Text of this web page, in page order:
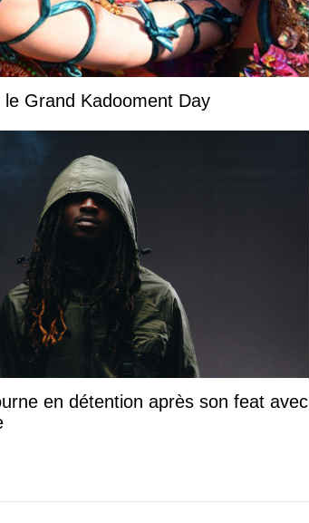
Grand Kadooment Day
en détention après son feat avec